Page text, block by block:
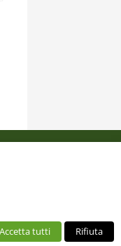
Accetta tutti Rifiuta